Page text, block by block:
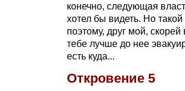
конечно, следующая
хотел бы видеть. Но
поэтому, друг мой,
тебе лучше до нее
есть куда...
‪‎Откровение 5